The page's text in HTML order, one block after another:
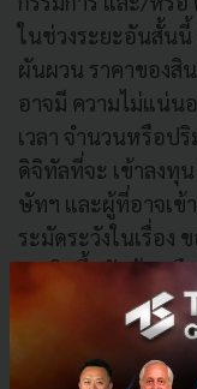
ในช่วงระยะอันสั้น
ผันผวน ราคาของสิ
อาจมี ความไม่แน่น
เวลา จํานวนหรือป
ดิจิทัลที่จะ เข้าลงทุ
ษัทฯ และผู้ที่อาจเข้
ระมัดระวังในเรื่อง
จะเกิดขึ้นกับหุ้นหรื
การลงทุนในสินทรั
กลุ่มฯ จึงมีความเสี่
ด้วย แม้จะมีความเ